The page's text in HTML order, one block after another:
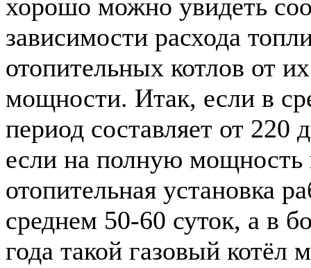
хорошо можно увидеть
зависимости расхода
отопительных котлов от
мощности. Итак, если в
период составляет от 220
если на полную мощность
отопительная установка
среднем 50-60 суток, а в
года такой газовый котёл